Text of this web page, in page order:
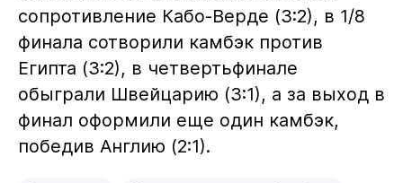
сопротивление Кабо-Верде (3:2), в 1/8
финала сотворили камбэк против
Египта (3:2), в четвертьфинале
обыграли Швейцарию (3:1), а за выход в
финал оформили еще один камбэк,
победив Англию (2:1).